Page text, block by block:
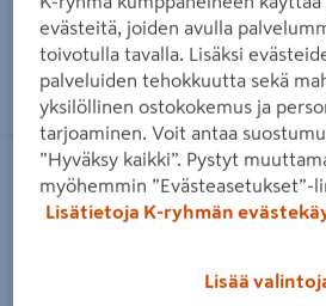
Kulmasuoja Ironside 25-35mm
liinalle 2kpl
1000/
evästeitä, joiden avulla
toivotulla tavalla. Lisäksi
palveluiden tehokkuutta sekä
yksilöllinen ostokokemus ja
tarjoaminen. Voit antaa
”Hyväksy kaikki”. Pystyt
myöhemmin ”Evästeasetukset”-
Lisätietoja K-ryhmän
Lisää